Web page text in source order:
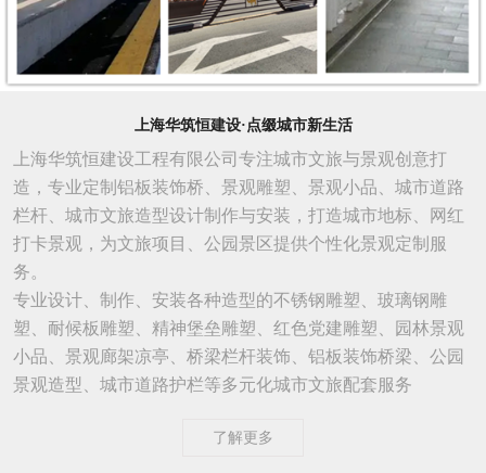
上海华筑恒建设·点缀城市新生活
上海华筑恒建设工程有限公司专注城市文旅与景观创意打
造，专业定制铝板装饰桥、景观雕塑、景观小品、城市道路
栏杆、城市文旅造型设计制作与安装，打造城市地标、网红
打卡景观，为文旅项目、公园景区提供个性化景观定制服
务。
专业设计、制作、安装各种造型的不锈钢雕塑、玻璃钢雕
塑、耐候板雕塑、精神堡垒雕塑、红色党建雕塑、园林景观
小品、景观廊架凉亭、桥梁栏杆装饰、铝板装饰桥梁、公园
景观造型、城市道路护栏等多元化城市文旅配套服务
了解更多